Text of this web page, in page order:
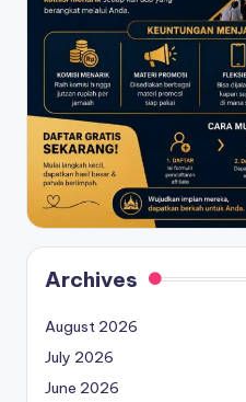
Archives
August 2026
July 2026
June 2026